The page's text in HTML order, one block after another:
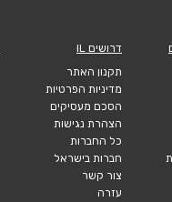
דרושים IL
תקנון האתר
מדיניות הפרטיות
הסכם מעסיקים
הצהרת נגישות
כל החברות
חברות בישראל
צור קשר
עזרה